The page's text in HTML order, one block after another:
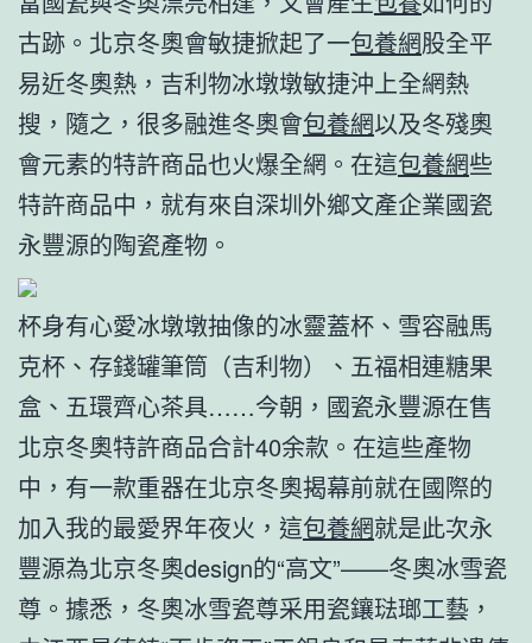
古跡。北京冬奧會敏捷掀起了一包養網股全平
易近冬奧熱，吉利物冰墩墩敏捷沖上全網熱
搜，隨之，很多融進冬奧會包養網以及冬殘奧
會元素的特許商品也火爆全網。在這包養網些
特許商品中，就有來自深圳外鄉文產企業國瓷
永豐源的陶瓷產物。
杯身有心愛冰墩墩抽像的冰靈蓋杯、雪容融馬
克杯、存錢罐筆筒（吉利物）、五福相連糖果
盒、五環齊心茶具……今朝，國瓷永豐源在售
北京冬奧特許商品合計40余款。在這些產物
中，有一款重器在北京冬奧揭幕前就在國際的
加入我的最愛界年夜火，這包養網就是此次永
豐源為北京冬奧design的“高文”——冬奧冰雪瓷
尊。據悉，冬奧冰雪瓷尊采用瓷鑲琺瑯工藝，